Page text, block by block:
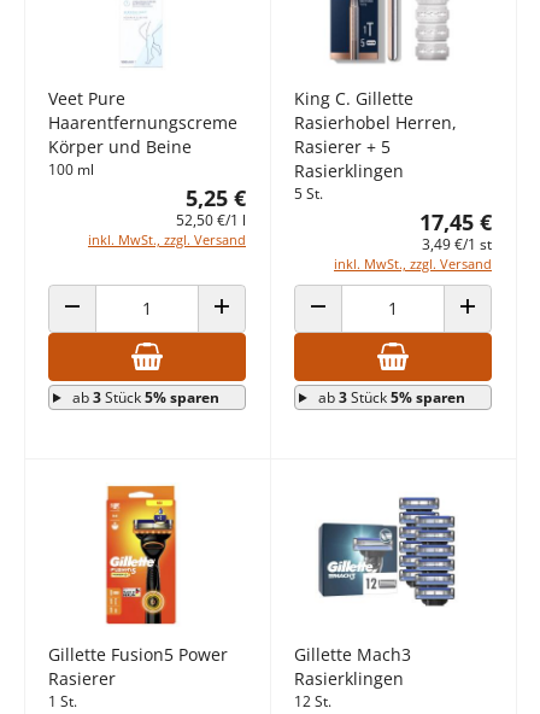
Veet Pure
Haarentfernungscreme
Körper und Beine
100 ml
5,25 €
52,50 €/1 l
inkl. MwSt., zzgl. Versand
ANZAHL VERRINGERN ANZAHL ERHÖHEN
ab3Stück5% sparen
King C. Gillette
Rasierhobel Herren,
Rasierer + 5
Rasierklingen
5 St.
17,45 €
3,49 €/1 st
inkl. MwSt., zzgl. Versand
ANZAHL VERRINGERN ANZAHL
ab3Stück5% sparen
Gillette Fusion5 Power
Rasierer
1 St.
Gillette Mach3
Rasierklingen
12 St.